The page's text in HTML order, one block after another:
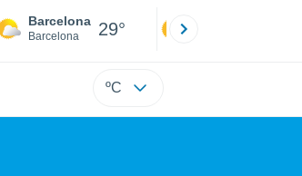
Barcelona
Barcelona 29°
ºC